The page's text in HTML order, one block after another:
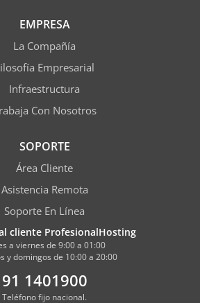
EMPRESA
La Compañía
Empresarial
Infraestructura
Con Nosotros
SOPORTE
Área Cliente
Asistencia Remota
Soporte En Línea
cliente ProfesionalHosting
a viernes de 9:00 a 01:00
y domingos de 10:00 a 20:00
91 1401900
Teléfono fijo nacional.